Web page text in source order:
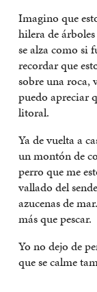
Imagino que
hilera de
se alza como si
recordar que
sobre una roca,
puedo apreciar
litoral.
Ya de vuelta a
un montón de
perro que me
vallado del
azucenas de
más que pescar.
Yo no dejo de
que se calme